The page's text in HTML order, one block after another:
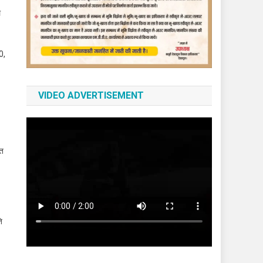
VIDEO ADVERTISEMENT